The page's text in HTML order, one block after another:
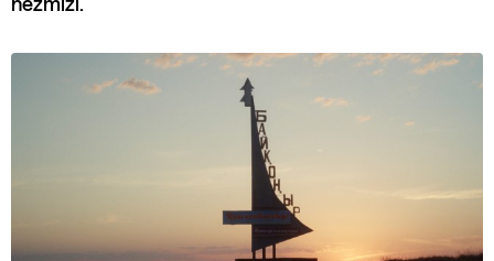
nezmizí.